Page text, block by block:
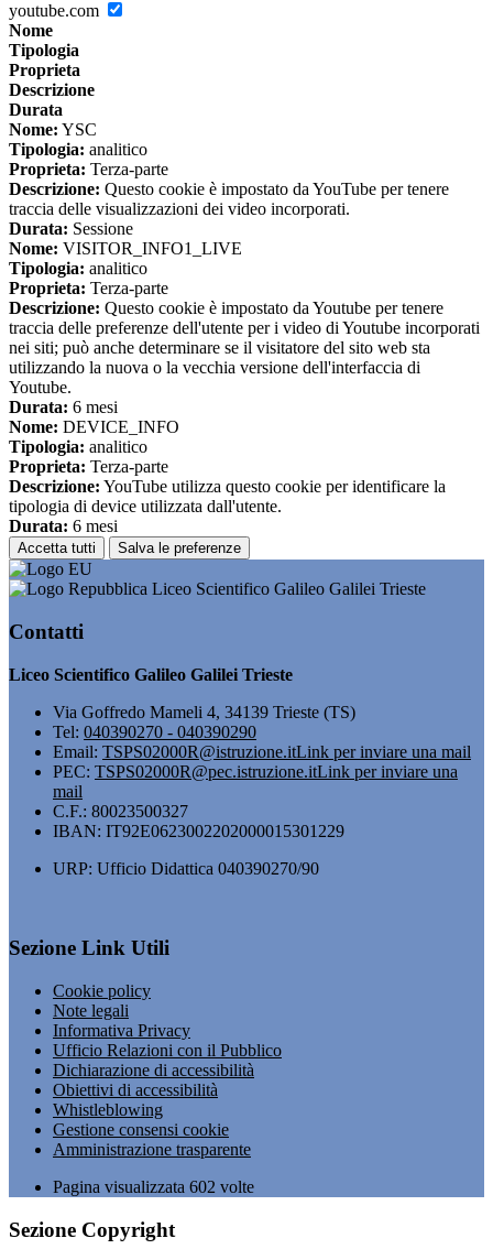
youtube.com
Nome
Tipologia
Proprieta
Descrizione
Durata
Nome: YSC
Tipologia: analitico
Proprieta: Terza-parte
Descrizione: Questo cookie è impostato da YouTube per tenere
traccia delle visualizzazioni dei video incorporati.
Durata: Sessione
Nome: VISITOR_INFO1_LIVE
Tipologia: analitico
Proprieta: Terza-parte
Descrizione: Questo cookie è impostato da Youtube per tenere
traccia delle preferenze dell'utente per i video di Youtube incorporati
nei siti; può anche determinare se il visitatore del sito web sta
utilizzando la nuova o la vecchia versione dell'interfaccia di
Youtube.
Durata: 6 mesi
Nome: DEVICE_INFO
Tipologia: analitico
Proprieta: Terza-parte
Descrizione: YouTube utilizza questo cookie per identificare la
tipologia di device utilizzata dall'utente.
Durata: 6 mesi
Accetta tutti Salva le preferenze
Liceo Scientifico Galileo Galilei Trieste
Contatti
Liceo Scientifico Galileo Galilei Trieste
Via Goffredo Mameli 4, 34139 Trieste (TS)
Tel: 040390270 - 040390290
Email: TSPS02000R@istruzione.itLink per inviare una mail
PEC: TSPS02000R@pec.istruzione.itLink per inviare una
mail
C.F.: 80023500327
IBAN: IT92E0623002202000015301229
URP: Ufficio Didattica 040390270/90
Sezione Link Utili
Cookie policy
Note legali
Informativa Privacy
Ufficio Relazioni con il Pubblico
Dichiarazione di accessibilità
Obiettivi di accessibilità
Whistleblowing
Gestione consensi cookie
Amministrazione trasparente
Pagina visualizzata 602 volte
Sezione Copyright